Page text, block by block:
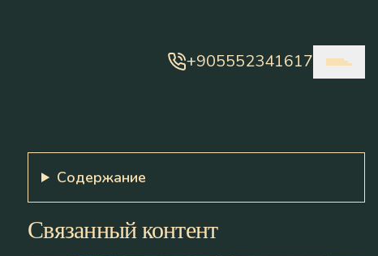
+905552341617
Содержание
Связанный контент